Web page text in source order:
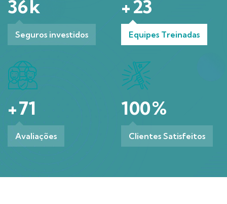
36k
Seguros investidos
+23
Equipes Treinadas
+71
Avaliações
100%
Clientes Satisfeitos